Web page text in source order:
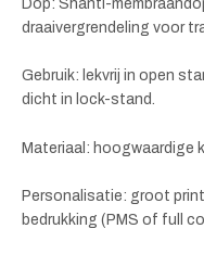
Dop: Shanti-
draaivergrendeling voor
Gebruik: lekvrij in open
dicht in lock-stand.
Materiaal: hoogwaardige
Personalisatie: groot
bedrukking (PMS of full